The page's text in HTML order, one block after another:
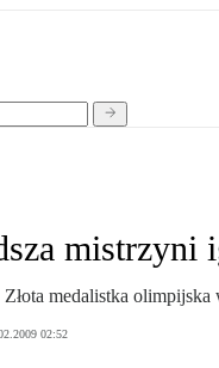
mistrzyni
medalistka olimpijska
02:52